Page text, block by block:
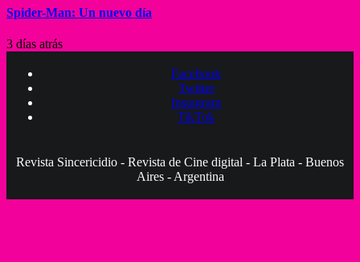
Spider-Man: Un nuevo día
3 días atrás
Facebook
Twitter
Instagram
TikTok
Revista Sincericidio - Revista de Cine digital - La Plata - Buenos
Aires - Argentina